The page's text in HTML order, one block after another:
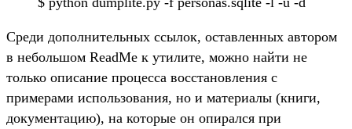
Среди дополнительных ссылок, оставленных автором
в небольшом ReadMe к утилите, можно найти не
только описание процесса восстановления с
примерами использования, но и материалы (книги,
документацию), на которые он опирался при